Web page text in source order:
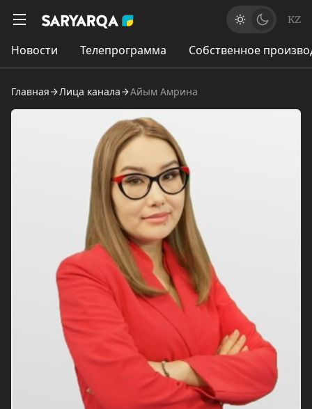
KZ
Новости Телепрограмма Собственное
Главная Лица канала Айым Амрина